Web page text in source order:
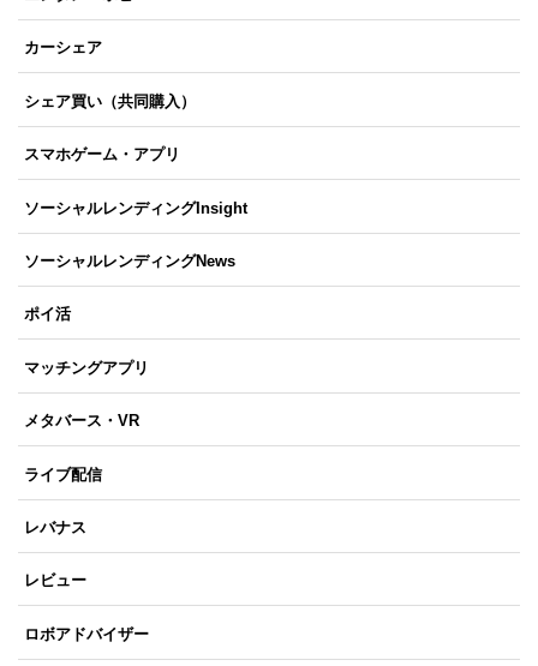
カーシェア
シェア買い（共同購入）
スマホゲーム・アプリ
ソーシャルレンディングInsight
ソーシャルレンディングNews
ポイ活
マッチングアプリ
メタバース・VR
ライブ配信
レバナス
レビュー
ロボアドバイザー